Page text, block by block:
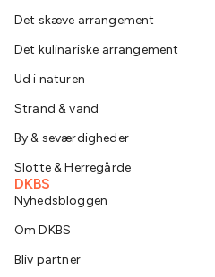
Det skæve arrangement
Det kulinariske arrangement
Ud i naturen
Strand & vand
By & seværdigheder
Slotte & Herregårde
DKBS
Nyhedsbloggen
Om DKBS
Bliv partner